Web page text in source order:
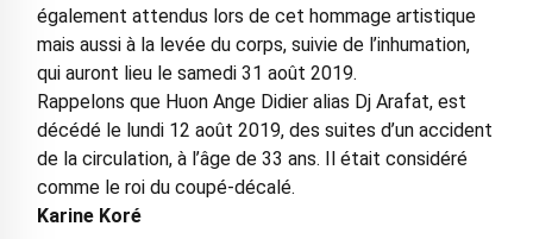
également attendus lors de cet hommage artistique
mais aussi à la levée du corps, suivie de l’inhumation,
qui auront lieu le samedi 31 août 2019.
Rappelons que Huon Ange Didier alias Dj Arafat, est
décédé le lundi 12 août 2019, des suites d’un accident
de la circulation, à l’âge de 33 ans. Il était considéré
comme le roi du coupé-décalé.
Karine Koré